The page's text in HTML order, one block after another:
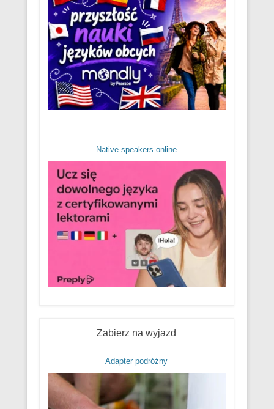
Native speakers online
Zabierz na wyjazd
Adapter podróżny